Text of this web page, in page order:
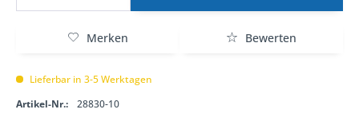
Merken Bewerten
Lieferbar in 3-5 Werktagen
Artikel-Nr.:
28830-10